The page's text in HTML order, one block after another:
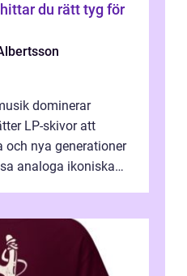
dominerar
LP-skivor att
nya generationer
analoga ikoniska